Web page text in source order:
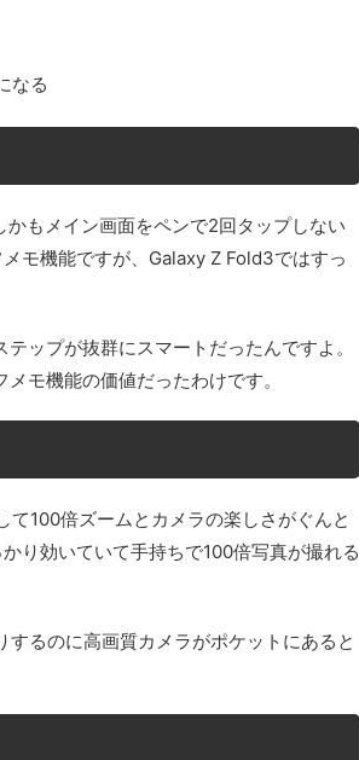
なる
もメイン画面をペンで2回タップしない
モ機能ですが、Galaxy Z Fold3ではすっ
ップが抜群にスマートだったんですよ。
モ機能の価値だったわけです。
100倍ズームとカメラの楽しさがぐんと
り効いていて手持ちで100倍写真が撮れる
るのに高画質カメラがポケットにあると